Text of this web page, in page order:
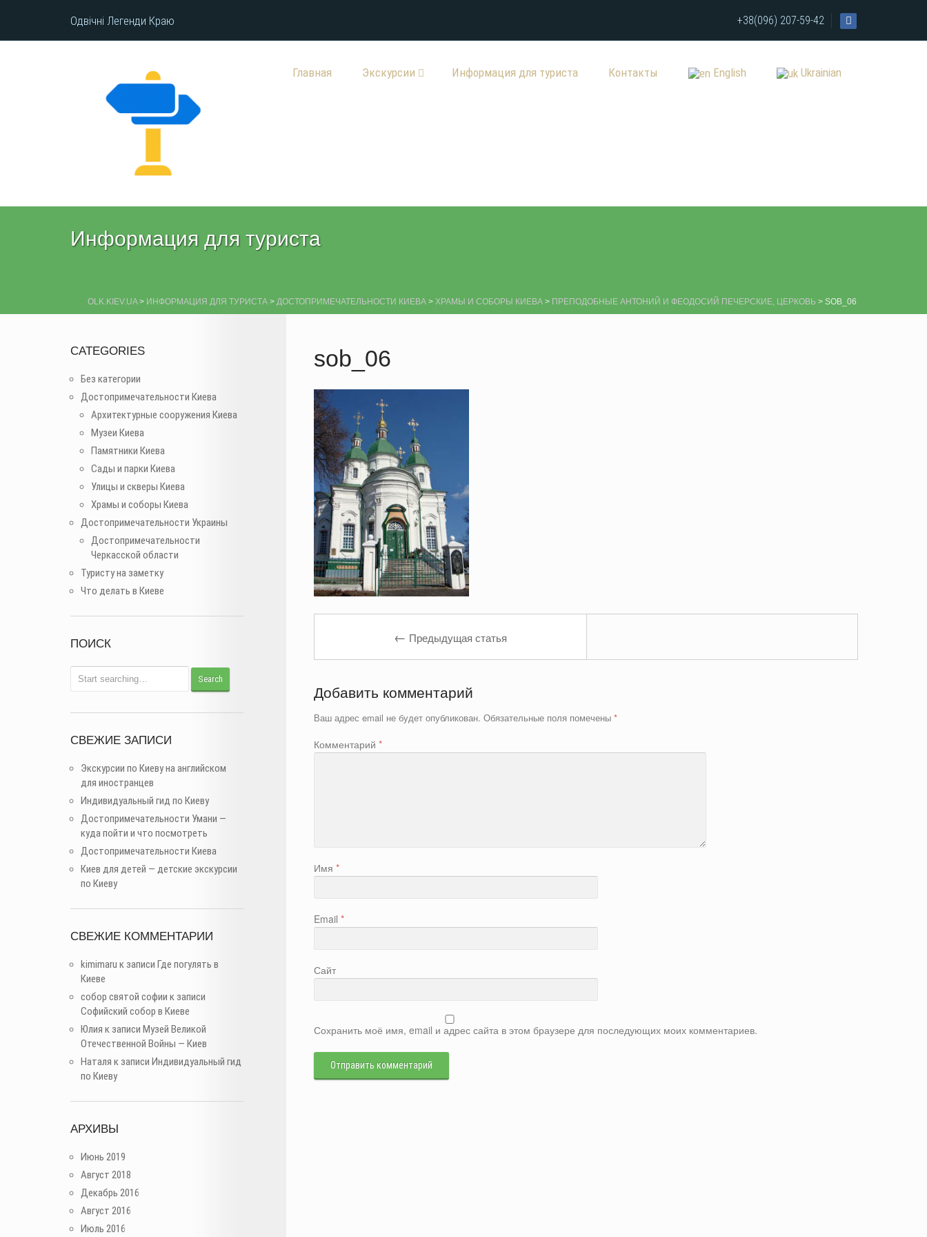
Одвічні Легенди Краю +38(096) 207-59-42
Главная Экскурсии Информация для туриста Контакты English Ukrainian
Информация для туриста
OLK.KIEV.UA> ИНФОРМАЦИЯ ДЛЯ ТУРИСТА > ДОСТОПРИМЕЧАТЕЛЬНОСТИ КИЕВА > ХРАМЫ И СОБОРЫ КИЕВА > ПРЕПОДОБНЫЕ АНТОНИЙ И ФЕОДОСИЙ ПЕЧЕРСКИЕ, ЦЕРКОВЬ > SOB_06
sob_06
← Предыдущая статья
Добавить комментарий
Ваш адрес email не будет опубликован. Обязательные поля помечены*
Комментарий*
Имя*
Email*
Сайт
Сохранить моё имя, email и адрес сайта в этом браузере для последующих моих комментариев.
CATEGORIES
Без категории
Достопримечательности Киева
Архитектурные сооружения Киева
Музеи Киева
Памятники Киева
Сады и парки Киева
Улицы и скверы Киева
Храмы и соборы Киева
Достопримечательности Украины
Достопримечательности
Черкасской области
Туристу на заметку
Что делать в Киеве
ПОИСК
СВЕЖИЕ ЗАПИСИ
Экскурсии по Киеву на английском
для иностранцев
Индивидуальный гид по Киеву
Достопримечательности Умани —
куда пойти и что посмотреть
Достопримечательности Киева
Киев для детей — детские экскурсии
по Киеву
СВЕЖИЕ КОММЕНТАРИИ
kimimaru к записи Где погулять в
Киеве
собор святой софии к записи
Софийский собор в Киеве
Юлия к записи Музей Великой
Отечественной Войны — Киев
Наталя к записи Индивидуальный гид
по Киеву
АРХИВЫ
Июнь 2019
Август 2018
Декабрь 2016
Август 2016
Июль 2016